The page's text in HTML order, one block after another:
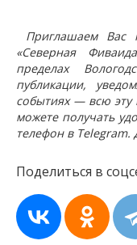
Приглашаем Вас
«Северная
пределах
публикации,
событиях — всю
можете получать
телефон в
Поделиться в